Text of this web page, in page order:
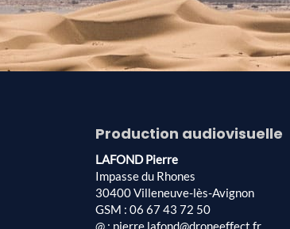
Production audiovisuelle
LAFOND Pierre
Impasse du Rhones
30400 Villeneuve-lès-Avignon
GSM : 06 67 43 72 50
@ : pierre.lafond@droneeffect.fr